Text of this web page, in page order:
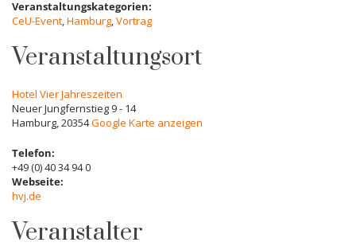
Veranstaltungskategorien:
CeU-Event,Hamburg,Vortrag
Veranstaltungsort
Hotel Vier Jahreszeiten
Neuer Jungfernstieg 9 - 14
Hamburg,20354Google Karte anzeigen
Telefon:
+49 (0) 40 34 94 0
Webseite:
hvj.de
Veranstalter